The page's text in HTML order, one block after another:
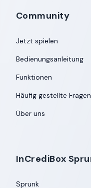
Community
Jetzt spielen
Bedienungsanleitung
Funktionen
Häufig gestellte Fragen
Über uns
InCrediBox
Sprunk